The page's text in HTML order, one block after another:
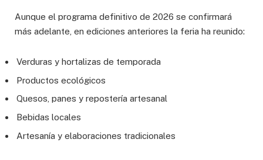
Aunque el programa definitivo de 2026 se confirmará
más adelante, en ediciones anteriores la feria ha reunido:
Verduras y hortalizas de temporada
Productos ecológicos
Quesos, panes y repostería artesanal
Bebidas locales
Artesanía y elaboraciones tradicionales